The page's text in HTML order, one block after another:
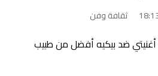
ثقافة وفن